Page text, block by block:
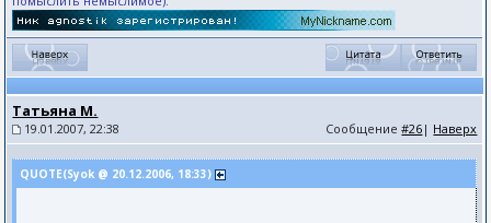
Татьяна М.
19.01.2007, 22:38 Сообщение#26 | Наверх
QUOTE(Syok @ 20.12.2006, 18:33)